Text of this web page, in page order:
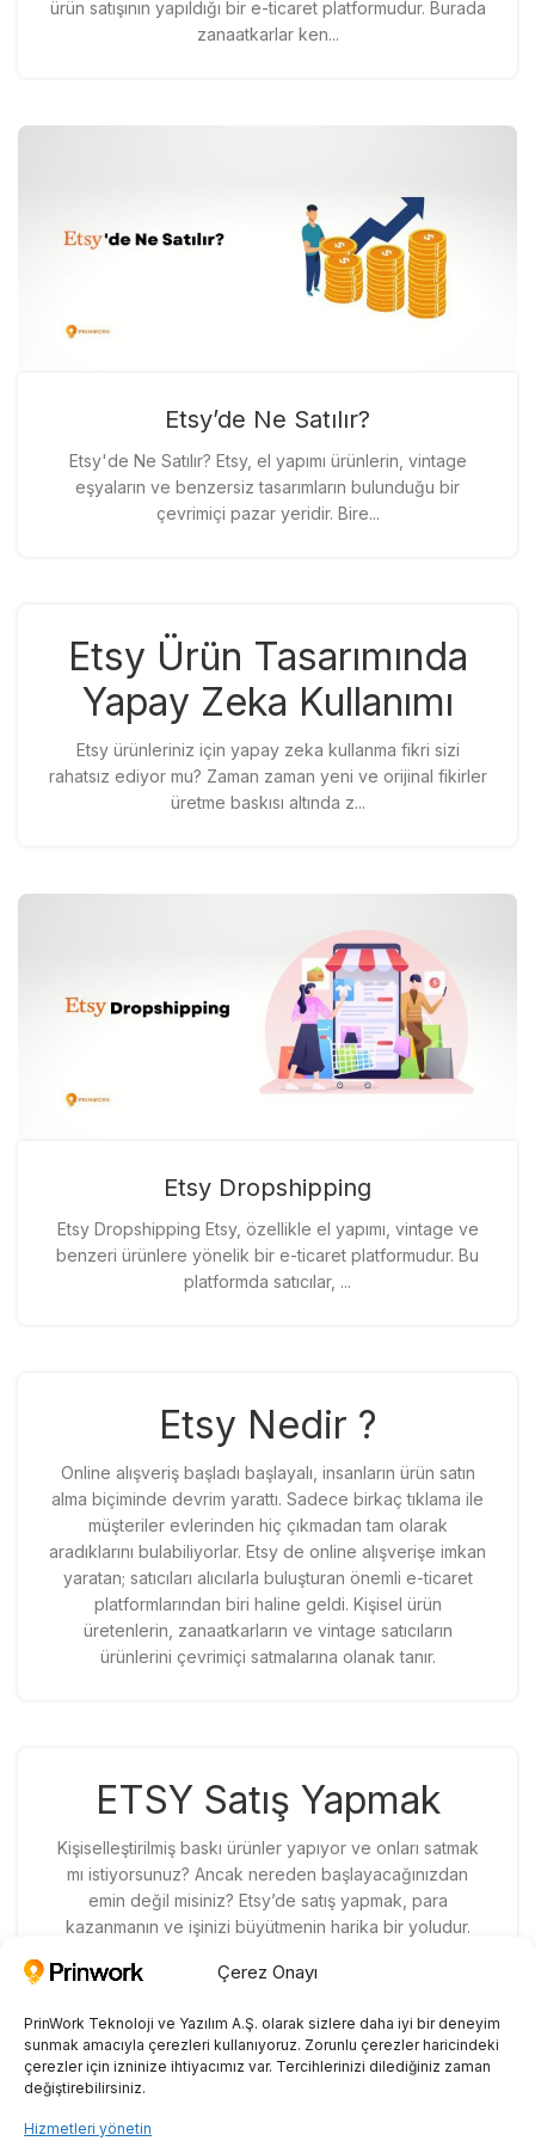
Çerez Onayı
PrinWork Teknoloji ve Yazılım A.Ş. olarak sizlere daha iyi bir deneyim
sunmak amacıyla çerezleri kullanıyoruz. Zorunlu çerezler haricindeki
çerezler için izninize ihtiyacımız var. Tercihlerinizi dilediğiniz zaman
değiştirebilirsiniz.
Hizmetleri yönetin
ürün satışının yapıldığı bir e-ticaret platformudur. Burada
zanaatkarlar ken...
Etsy’de Ne Satılır?
Etsy'de Ne Satılır? Etsy, el yapımı ürünlerin, vintage
eşyaların ve benzersiz tasarımların bulunduğu bir
çevrimiçi pazar yeridir. Bire...
Etsy Ürün Tasarımında
Yapay Zeka Kullanımı
Etsy ürünleriniz için yapay zeka kullanma fikri sizi
rahatsız ediyor mu? Zaman zaman yeni ve orijinal fikirler
üretme baskısı altında z...
Etsy Dropshipping
Etsy Dropshipping Etsy, özellikle el yapımı, vintage ve
benzeri ürünlere yönelik bir e-ticaret platformudur. Bu
platformda satıcılar, ...
Etsy Nedir ?
Online alışveriş başladı başlayalı, insanların ürün satın
alma biçiminde devrim yarattı. Sadece birkaç tıklama ile
müşteriler evlerinden hiç çıkmadan tam olarak
aradıklarını bulabiliyorlar. Etsy de online alışverişe imkan
yaratan; satıcıları alıcılarla buluşturan önemli e-ticaret
platformlarından biri haline geldi. Kişisel ürün
üretenlerin, zanaatkarların ve vintage satıcıların
ürünlerini çevrimiçi satmalarına olanak tanır.
ETSY Satış Yapmak
Kişiselleştirilmiş baskı ürünler yapıyor ve onları satmak
mı istiyorsunuz? Ancak nereden başlayacağınızdan
emin değil misiniz? Etsy’de satış yapmak, para
kazanmanın ve işinizi büyütmenin harika bir yoludur.
yolculuk olabilir ve bu konuyu irdelemeden önce
yazısında merak ettiklerinize değineceğiz. Öncelikle;
ürün seçme, mağaza